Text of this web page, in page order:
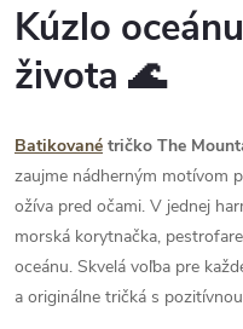
Kúzlo
života 🌊
Batikované tričko The
zaujme nádherným motívom
ožíva pred očami. V jednej
morská korytnačka,
oceánu. Skvelá voľba pre
a originálne tričká s